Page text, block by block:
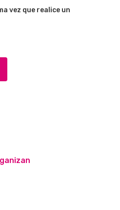
vez que realice un